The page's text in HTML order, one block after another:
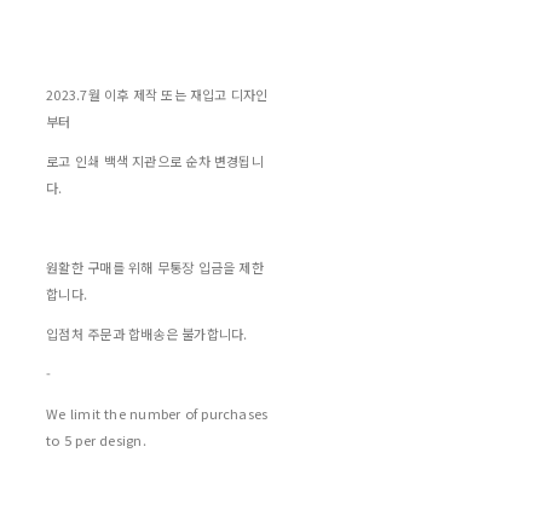
2023.7월 이후 제작 또는 재입고 디자인
부터
로고 인쇄 백색 지관으로 순차 변경됩니
다.
원활한 구매를 위해 무통장 입금을 제한
합니다.
입점처 주문과 합배송은 불가합니다.
-
We limit the number of purchases
to 5 per design.